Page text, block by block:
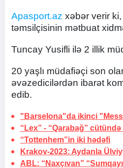
Apasport.az xəbər verir
təmsilçisinin mətbuat
Tuncay Yusifli ilə 2 illik
20 yaşlı müdafiəçi son
əvəzedicilərdən ibarət
edib.
"Barselona"da ikinci
“Lex” - “Qarabağ” cütündə
“Tottenhem”in iki hədəfi
Krakov-2023: Aydanla
ABL: “Naxçıvan”